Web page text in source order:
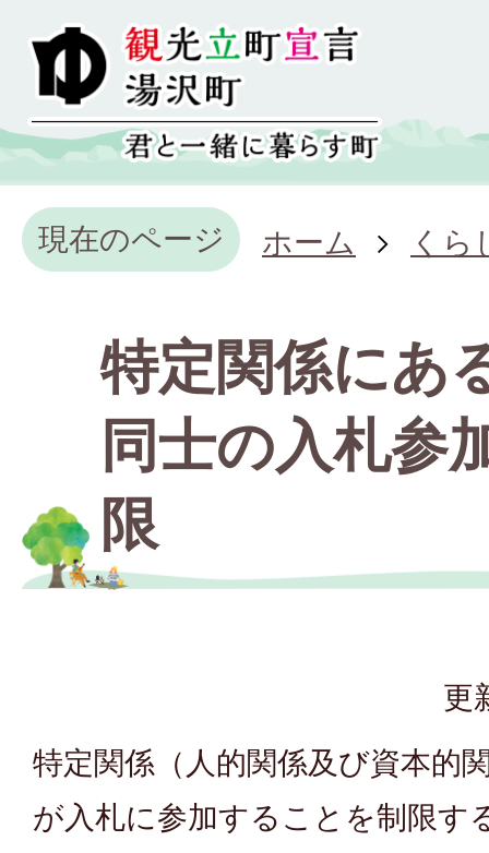
現在のページ ホーム くら
特定関係にあ
同士の入札参
限
更
特定関係（人的関係及び資本的
が入札に参加することを制限す